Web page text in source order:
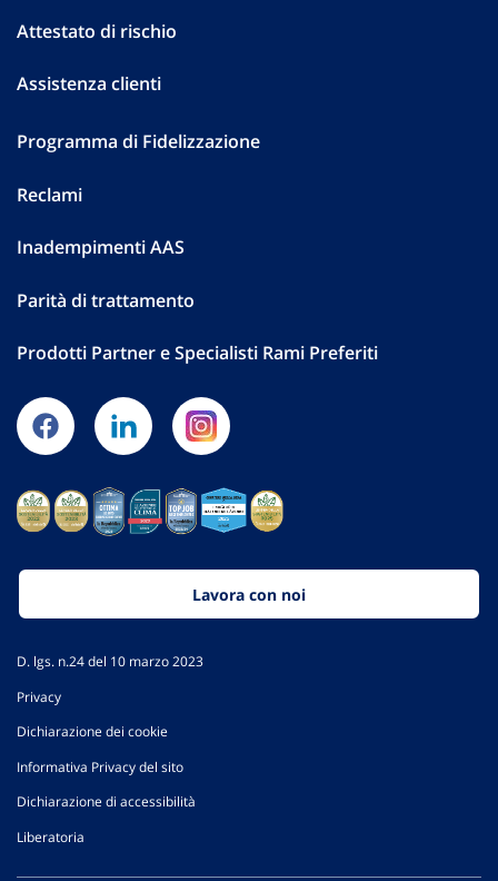
Attestato di rischio
Assistenza clienti
Programma di Fidelizzazione
Reclami
Inadempimenti AAS
Parità di trattamento
Prodotti Partner e Specialisti Rami Preferiti
Lavora con noi
D. lgs. n.24 del 10 marzo 2023
Privacy
Dichiarazione dei cookie
Informativa Privacy del sito
Dichiarazione di accessibilità
Liberatoria